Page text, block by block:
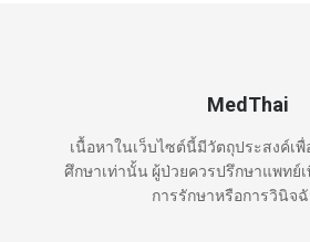
MedThai
เนื้อหาในเว็บไซต์นี้มีวัตถุประสงค์เ
ศึกษาเท่านั้น ผู้ป่วยควรปรึกษาแพทย์
การรักษาหรือการวินิจ